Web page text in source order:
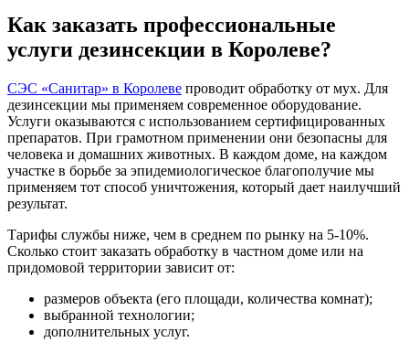
Как заказать профессиональные
услуги дезинсекции в Королеве?
СЭС «Санитар» в Королеве проводит обработку от мух. Для
дезинсекции мы применяем современное оборудование.
Услуги оказываются с использованием сертифицированных
препаратов. При грамотном применении они безопасны для
человека и домашних животных. В каждом доме, на каждом
участке в борьбе за эпидемиологическое благополучие мы
применяем тот способ уничтожения, который дает наилучший
результат.
Тарифы службы ниже, чем в среднем по рынку на 5-10%.
Сколько стоит заказать обработку в частном доме или на
придомовой территории зависит от:
размеров объекта (его площади, количества комнат);
выбранной технологии;
дополнительных услуг.